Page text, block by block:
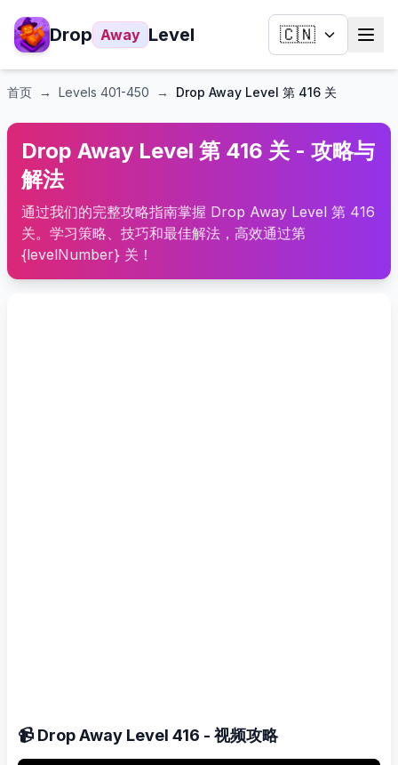
Drop Away Level 🇨🇳
首页 → Levels 401-450 → Drop Away Level 第 416 关
Drop Away Level 第 416 关 - 攻略与
解法
通过我们的完整攻略指南掌握 Drop Away Level 第 416
关。学习策略、技巧和最佳解法，高效通过第
{levelNumber} 关！
📹 Drop Away Level 416 - 视频攻略